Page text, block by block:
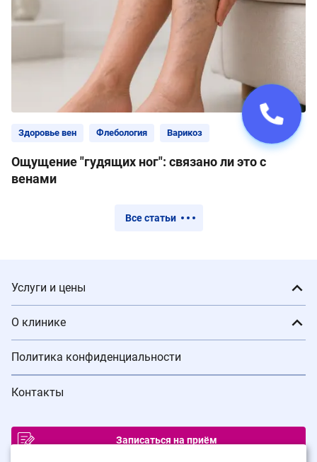
Здоровье вен Флебология Варикоз
Ощущение "гудящих ног": связано ли это с
венами
Все статьи
Услуги и цены
О клинике
Политика конфиденциальности
Контакты
Записаться на приём